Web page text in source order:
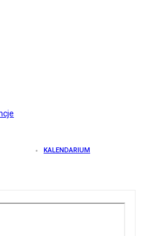
KALENDARIUM